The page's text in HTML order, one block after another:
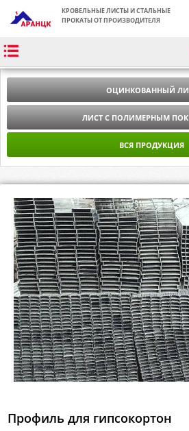
КРОВЕЛЬНЫЕ ЛИСТЫ И СТАЛЬНЫЕ
ПРОКАТЫ ОТ ПРОИЗВОДИТЕЛЯ
ОЦИНКОВАННЫЙ
ЛИСТ С ПОЛИМЕРНЫМ
ВСЯ ПРОДУКЦИЯ
Профиль для гипсокортон